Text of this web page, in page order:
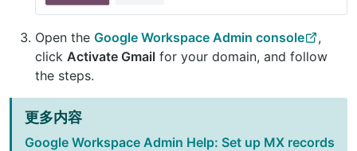
Open the Google Workspace Admin console
,
click Activate Gmail for your domain, and follow
the steps.
更多内容
Google Workspace Admin Help: Set up MX records